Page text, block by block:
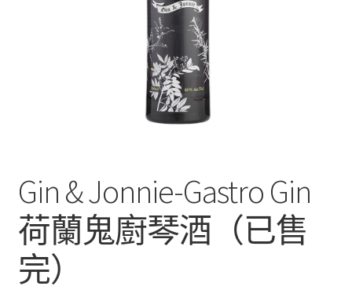
Gin & Jonnie-Gastro Gin
荷蘭鬼廚琴酒（已售
完）